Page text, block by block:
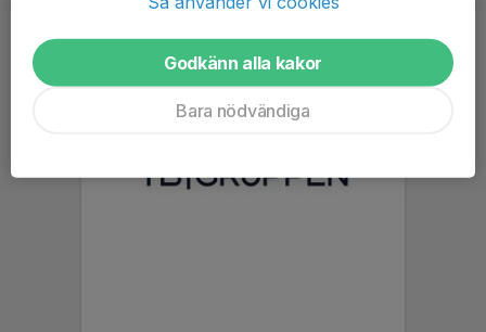
Godkänn alla kakor
Bara nödvändiga